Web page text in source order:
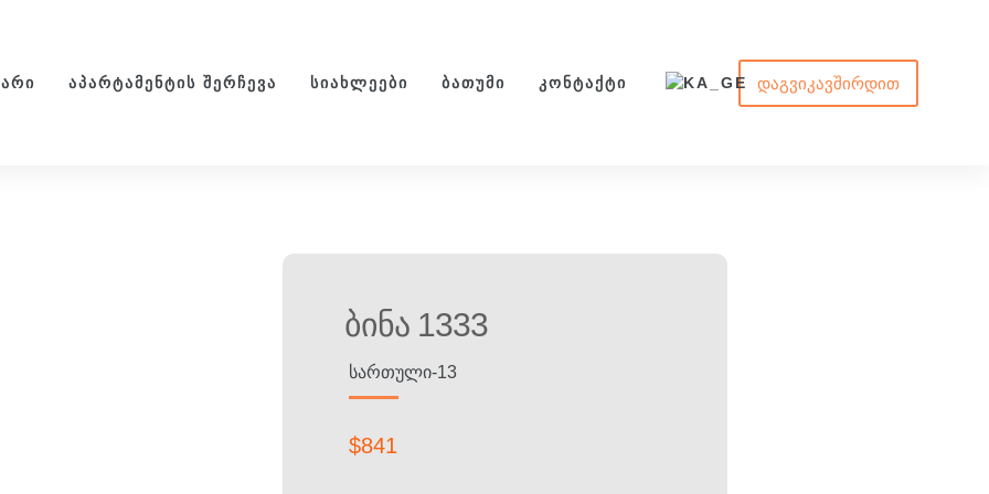
ᲐᲞᲐᲠᲢᲐᲛᲔᲜᲢᲘᲡ ᲨᲔᲠᲩᲔᲕᲐ ᲡᲘᲐᲮᲚᲔᲔᲑᲘ ᲑᲐᲗᲣᲛᲘ ᲙᲝᲜᲢᲐᲥᲢᲘ ᲓᲐᲒᲕᲘᲙᲐᲕᲨᲘᲠᲓᲘᲗ
Ბინა 1333
ᲡᲐᲠᲗᲣᲚᲘ-13
$841